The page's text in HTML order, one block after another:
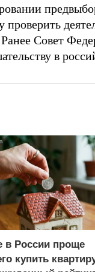
Совет
в
в России проще
купить